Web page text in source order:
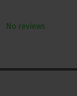
No reviews